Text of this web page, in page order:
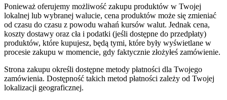
Ponieważ oferujemy możliwość zakupu produktów w Twojej
lokalnej lub wybranej walucie, cena produktów może się zmieniać
od czasu do czasu z powodu wahań kursów walut. Jednak cena,
koszty dostawy oraz cła i podatki (jeśli dostępne do przedpłaty)
produktów, które kupujesz, będą tymi, które były wyświetlane w
procesie zakupu w momencie, gdy faktycznie złożyłeś zamówienie.
Strona zakupu określi dostępne metody płatności dla Twojego
zamówienia. Dostępność takich metod płatności zależy od Twojej
lokalizacji geograficznej.